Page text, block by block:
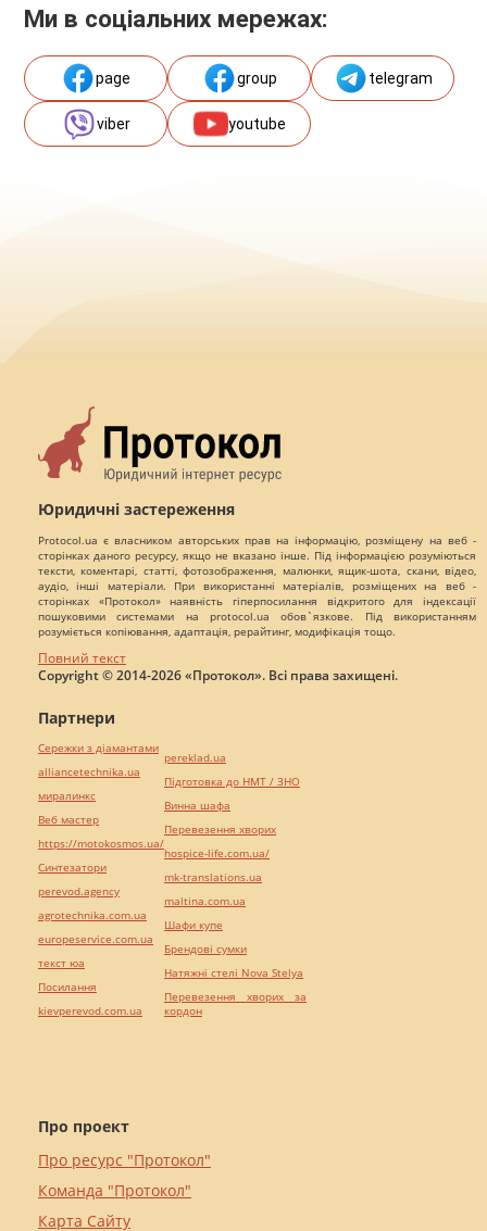
Ми в соціальних мережах:
page group telegram
viber youtube
Юридичні застереження
Protocol.ua є власником авторських прав на інформацію, розміщену на веб -
сторінках даного ресурсу, якщо не вказано інше. Під інформацією розуміються
тексти, коментарі, статті, фотозображення, малюнки, ящик-шота, скани, відео,
аудіо, інші матеріали. При використанні матеріалів, розміщених на веб -
сторінках «Протокол» наявність гіперпосилання відкритого для індексації
пошуковими системами на protocol.ua обов`язкове. Під використанням
розуміється копіювання, адаптація, рерайтинг, модифікація тощо.
Повний текст
Copyright © 2014-2026 «Протокол». Всі права захищені.
Про проект
Про ресурс "Протокол"
Команда "Протокол"
Карта Сайту
Партнери
Сережки з діамантами
alliancetechnika.ua
миралинкс
Веб мастер
https://motokosmos.ua/
Синтезатори
perevod.agency
agrotechnika.com.ua
europeservice.com.ua
текст юа
Посилання
kievperevod.com.ua
pereklad.ua
Підготовка до НМТ / ЗНО
Винна шафа
Перевезення хворих
hospice-life.com.ua/
mk-translations.ua
maltina.com.ua
Шафи купе
Брендові сумки
Натяжні стелі Nova Stelya
Перевезення хворих за
кордон